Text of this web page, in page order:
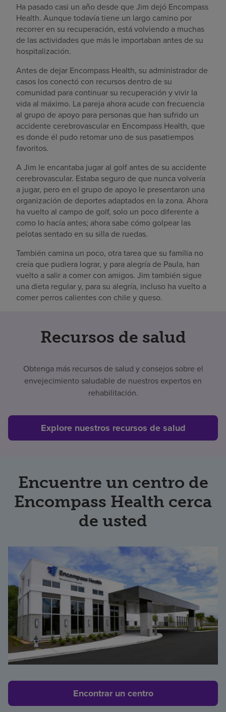
Ha pasado casi un año desde que Jim dejó Encompass
Health. Aunque todavía tiene un largo camino por
recorrer en su recuperación, está volviendo a muchas
de las actividades que más le importaban antes de su
hospitalización.
Antes de dejar Encompass Health, su administrador de
casos los conectó con recursos dentro de su
comunidad para continuar su recuperación y vivir la
vida al máximo. La pareja ahora acude con frecuencia
al grupo de apoyo para personas que han sufrido un
accidente cerebrovascular en Encompass Health, que
es donde él pudo retomar uno de sus pasatiempos
favoritos.
A Jim le encantaba jugar al golf antes de su accidente
cerebrovascular. Estaba seguro de que nunca volvería
a jugar, pero en el grupo de apoyo le presentaron una
organización de deportes adaptados en la zona. Ahora
ha vuelto al campo de golf, solo un poco diferente a
como lo hacía antes; ahora sabe cómo golpear las
pelotas sentado en su silla de ruedas.
También camina un poco, otra tarea que su familia no
creía que pudiera lograr, y para alegría de Paula, han
vuelto a salir a comer con amigos. Jim también sigue
una dieta regular y, para su alegría, incluso ha vuelto a
comer perros calientes con chile y queso.
Recursos de salud
Obtenga más recursos de salud y consejos sobre el
envejecimiento saludable de nuestros expertos en
rehabilitación.
Explore nuestros recursos de salud
Encuentre un centro de
Encompass Health cerca
de usted
Encontrar un centro